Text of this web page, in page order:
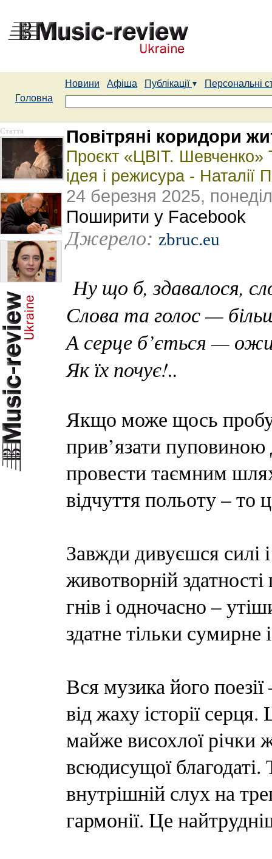
Новини Афіша Публікації
Персональні
Головна
Стаття Повітряні коридори
Проєкт «ЦВІТ. Шевченко»
ідея і режисура - Наталії
24 березня 2025,
Поширити у Facebook
Джерело: zbruc.eu
Ну що б, здавалося,
Слова та голос —
А серце б’ється —
Як їх почує!..
Якщо може щось
прив’язати пуповиною
провести таємним
відчуття польоту – то
Завжди дивуєшся силі
животворній
гнів і одночасно –
здатне тільки сумирне
Вся музика його
від жаху історії
майже висохлої річки
всюдисущої
внутрішній слух на
гармонії. Це